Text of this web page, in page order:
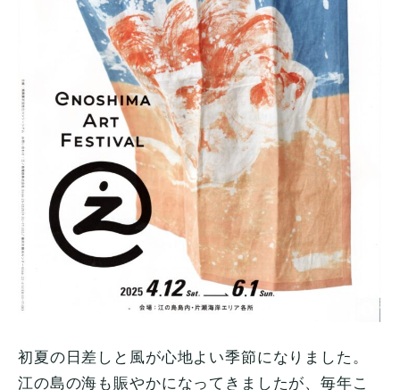
初夏の日差しと風が心地よい季節になりました。
江の島の海も賑やかになってきましたが、毎年こ